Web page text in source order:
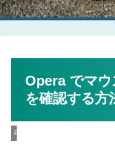
Opera でマウ
を確認する方
PC